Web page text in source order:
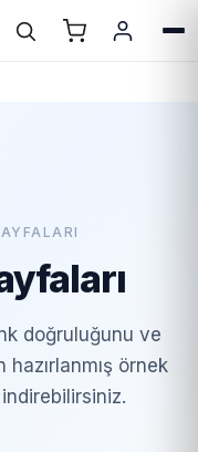
doğruluğunu ve
hazırlanmış örnek
indirebilirsiniz.